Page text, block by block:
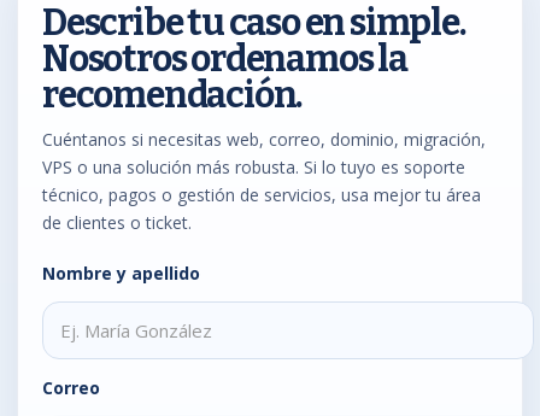
Describe tu caso en simple.
Nosotros ordenamos la
recomendación.
Cuéntanos si necesitas web, correo, dominio, migración,
VPS o una solución más robusta. Si lo tuyo es soporte
técnico, pagos o gestión de servicios, usa mejor tu área
de clientes o ticket.
Nombre y apellido
Correo